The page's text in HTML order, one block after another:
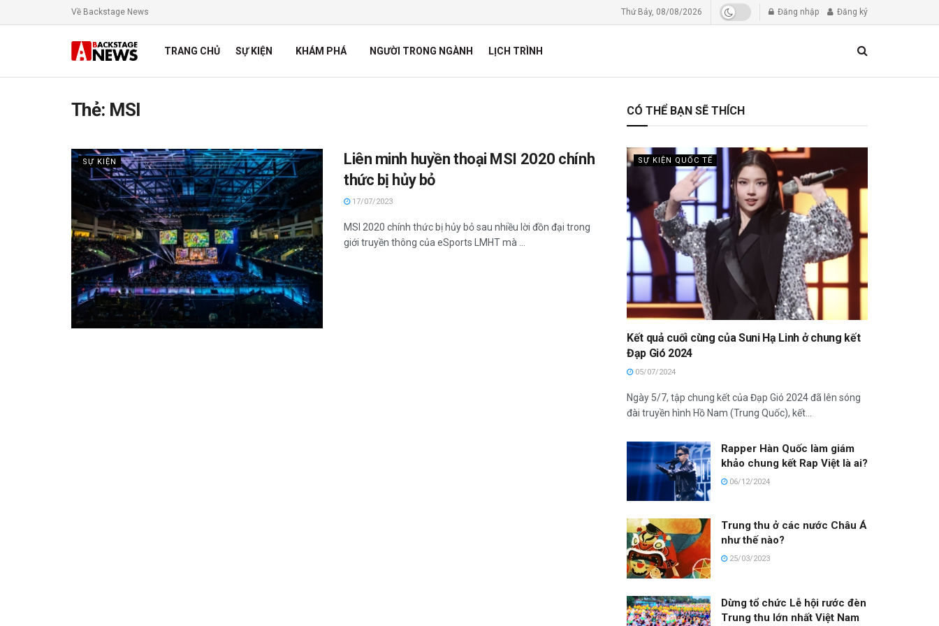
Về Backstage News Thứ Bảy, 08/08/2026 Đăng nhập Đăng ký
TRANG CHỦ SỰ KIỆN KHÁM PHÁ NGƯỜI TRONG NGÀNH LỊCH TRÌNH
Thẻ: MSI
SỰ KIỆN
Liên minh huyền thoại MSI 2020 chính
thức bị hủy bỏ
17/07/2023
MSI 2020 chính thức bị hủy bỏ sau nhiều lời đồn đại trong
giới truyền thông của eSports LMHT mà ...
CÓ THỂ BẠN SẼ THÍCH
SỰ KIỆN QUỐC TẾ
Kết quả cuối cùng của Suni Hạ Linh ở chung kết
Đạp Gió 2024
05/07/2024
Ngày 5/7, tập chung kết của Đạp Gió 2024 đã lên sóng
đài truyền hình Hồ Nam (Trung Quốc), kết...
Rapper Hàn Quốc làm giám
khảo chung kết Rap Việt là ai?
06/12/2024
Trung thu ở các nước Châu Á
như thế nào?
25/03/2023
Dừng tổ chức Lễ hội rước đèn
Trung thu lớn nhất Việt Nam